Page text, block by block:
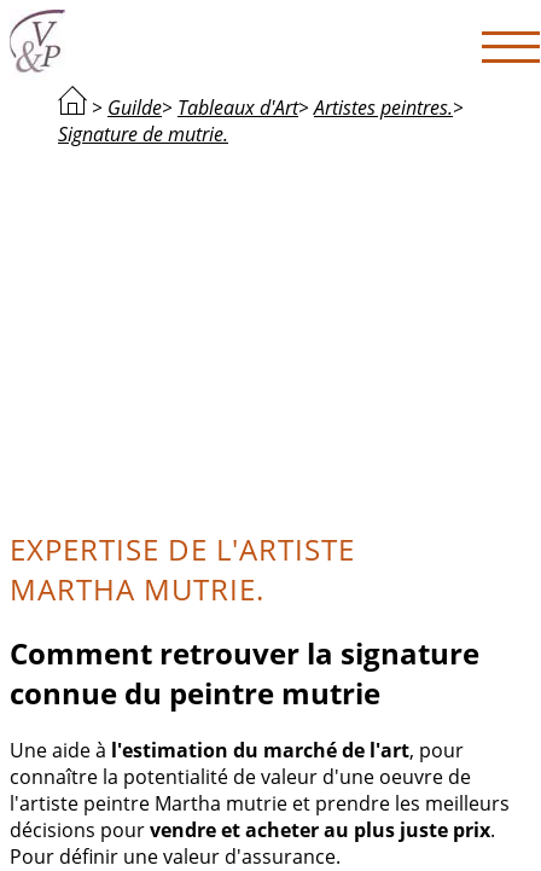
> Guilde> Tableaux d'Art>Artistes peintres.>
Signature de mutrie.
EXPERTISE DE L'ARTISTE
MARTHA MUTRIE.
Comment retrouver la signature
connue du peintre mutrie
Une aide à l'estimation du marché de l'art, pour
connaître la potentialité de valeur d'une oeuvre de
l'artiste peintre Martha mutrie et prendre les meilleurs
décisions pourvendre et acheter au plus juste prix.
Pour définir une valeur d'assurance.